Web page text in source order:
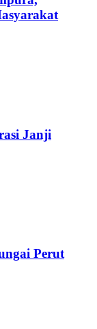
Janji
Perut